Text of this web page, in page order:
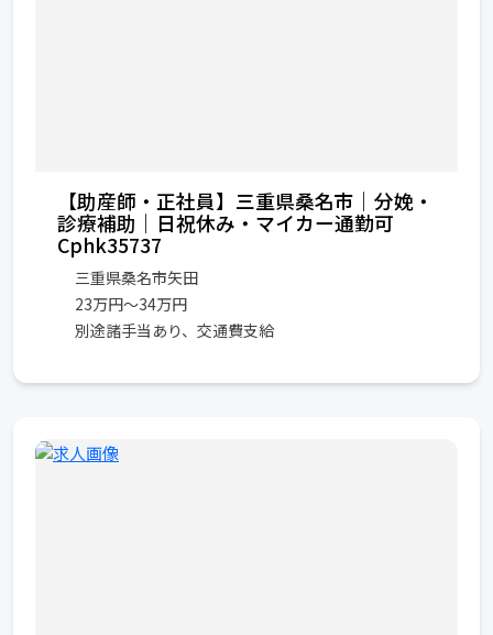
【助産師・正社員】三重県桑名市｜分娩・
診療補助｜日祝休み・マイカー通勤可
Cphk35737
三重県桑名市矢田
23万円～34万円
別途諸手当あり、交通費支給